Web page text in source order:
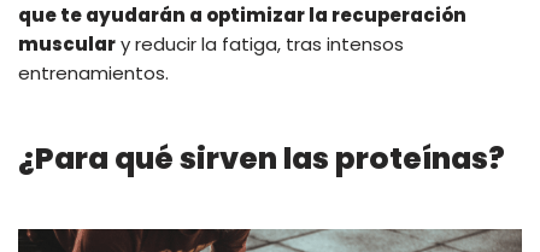
que te ayudarán a optimizar la recuperación
musculary reducir la fatiga, tras intensos
entrenamientos.
¿Para qué sirven las proteínas?